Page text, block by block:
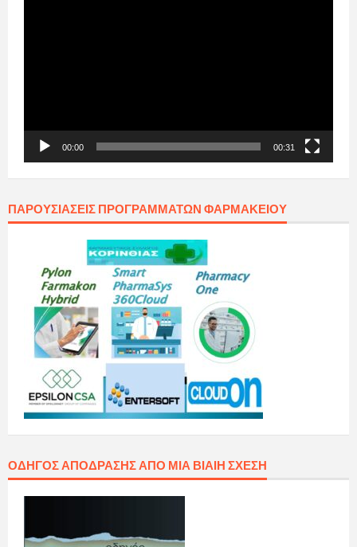
00:00 00:31
ΠΑΡΟΥΣΙΆΣΕΙΣ ΠΡΟΓΡΑΜΜΆΤΩΝ ΦΑΡΜΑΚΕΊΟΥ
ΟΔΗΓΌΣ ΑΠΌΔΡΑΣΗΣ ΑΠΌ ΜΙΑ ΒΊΑΙΗ ΣΧΈΣΗ